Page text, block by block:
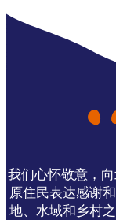
我们心怀敬意，
原住民表达感谢
地、水域和乡村